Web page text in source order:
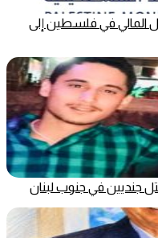
المالي في فلسطين إلى
جنديين في جنوب لبنان